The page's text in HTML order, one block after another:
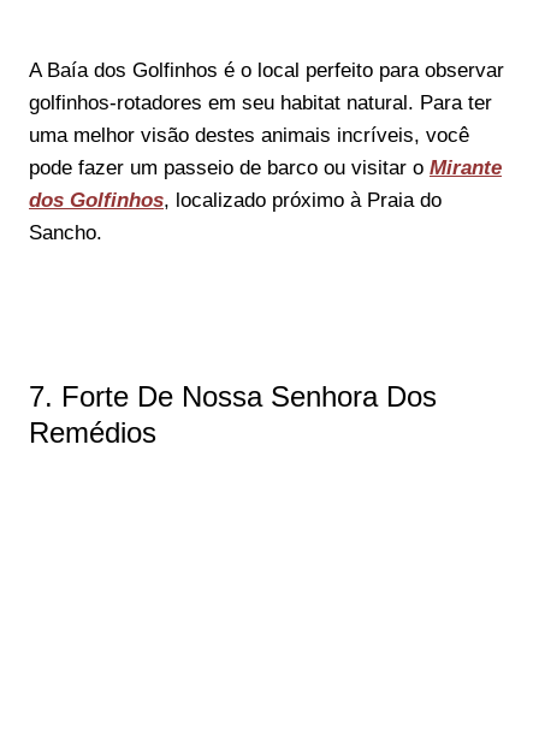
A Baía dos Golfinhos é o local perfeito para observar
golfinhos-rotadores em seu habitat natural. Para ter
uma melhor visão destes animais incríveis, você
pode fazer um passeio de barco ou visitar o Mirante
dos Golfinhos, localizado próximo à Praia do
Sancho.
7. Forte De Nossa Senhora Dos
Remédios